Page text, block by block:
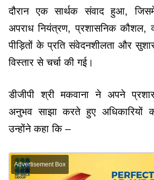
दौरान एक सार्थक संवाद हुआ,
अपराध नियंत्रण, प्रशासनिक कौशल,
पीड़ितों के प्रति संवेदनशीलता और
विस्तार से चर्चा की गई।
डीजीपी श्री मकवाना ने अपने
अनुभव साझा करते हुए अधिकारियों
उन्होंने कहा कि –
Advertisement Box